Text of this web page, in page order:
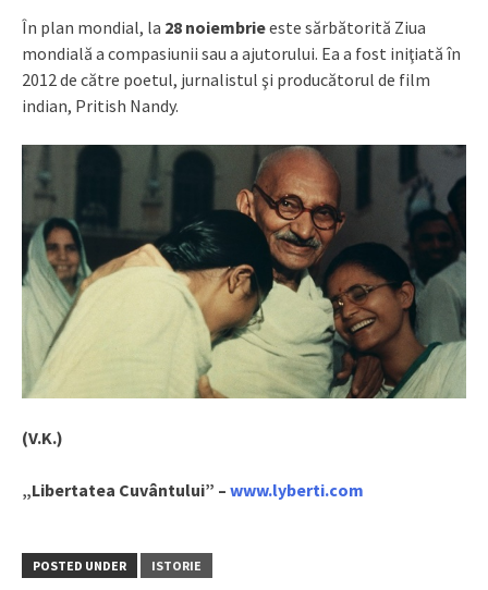
În plan mondial, la 28 noiembrieeste sărbătorită Ziua
mondială a compasiunii sau a ajutorului. Ea a fost iniţiată în
2012 de către poetul, jurnalistul şi producătorul de film
indian, Pritish Nandy.
(V.K.)
„Libertatea Cuvântului” – www.lyberti.com
POSTED UNDER ISTORIE